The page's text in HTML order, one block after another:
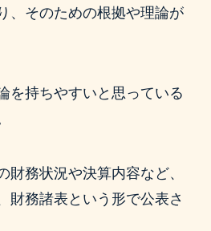
、そのための根拠や理論が
を持ちやすいと思っている
財務状況や決算内容など、
財務諸表という形で公表さ